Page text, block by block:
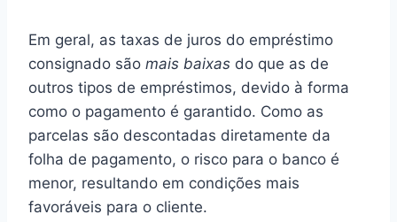
Em geral, as taxas de juros do empréstimo
consignado são mais baixas do que as de
outros tipos de empréstimos, devido à forma
como o pagamento é garantido. Como as
parcelas são descontadas diretamente da
folha de pagamento, o risco para o banco é
menor, resultando em condições mais
favoráveis para o cliente.